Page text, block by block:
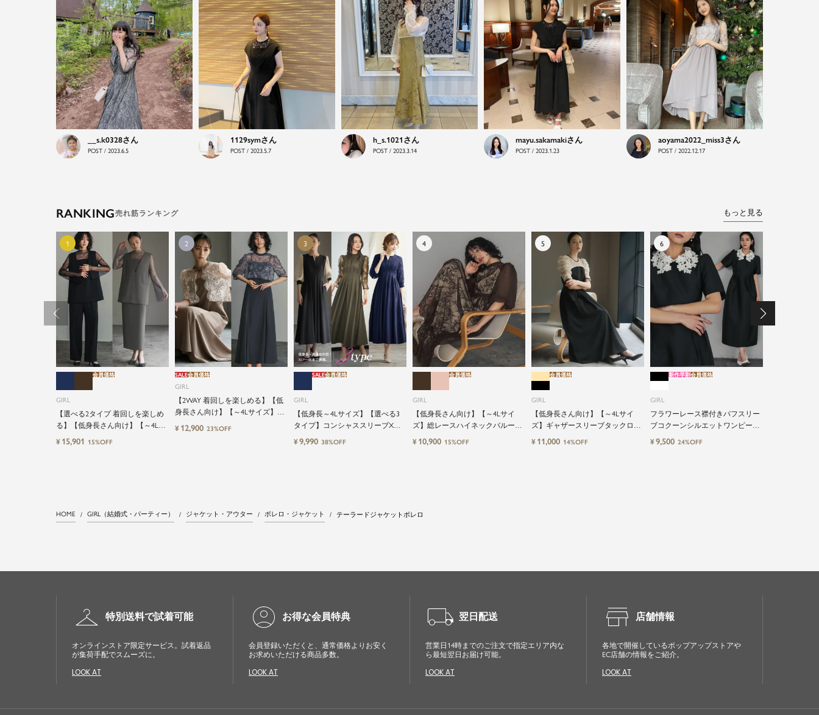
特別な日だけではもったいない...もっと気
軽に自由にドレスを楽しみたい
ドレスは女性にとって永遠のファッションアイテム。
クローゼットに一着は用意しておきたいものの一つ。
ールです。
close
__s.k0328
POST / 2023.6.5
1129sym
POST / 2023.5.7
h_s.1021
POST / 2023.3.14
mayu.sakamaki
POST / 2023.1.23
aoyama2022_miss3
POST / 2022.12.17
RANKING もっと見る
GIRL
【選べる2タイプ 着回しを楽しめ
る】【低身長さん向け】【～4Lサ
イズ】レイヤード風ドッキングト
会員価格
¥ 15,901 15%OFF
GIRL
【2WAY 着回しを楽しめる】【低
身長さん向け】【～4Lサイズ】レ
ースブラウス&マーメイドキャミ
SALE会員価格
¥ 12,900 23%OFF
GIRL
【低身長～4Lサイズ】【選べる3
タイプ】コンシャススリーブXラ
インキーネック結婚式ワンピース
SALE会員価格
¥9,990 38%OFF
GIRL
【低身長さん向け】【～4Lサイ
ズ】総レースハイネックバルーン
スリーブロング丈結婚式ワンピー
会員価格
¥ 10,900 15%OFF
GIRL
【低身長さん向け】【～4Lサイ
ズ】ギャザースリーブタックロン
グ丈結婚式ワンピースドレス
会員価格
¥ 11,000 14%OFF
GIRL
フラワーレース襟付きパフスリー
ブコクーンシルエットワンピース
ドレス
新作早割会員価格
¥9,500 24%OFF
HOME GIRL（結婚式・パーティー） ジャケット・アウター ボレロ・ジャケット テーラードジャケットボレロ
checkroom 特別送料で試着可能
オンラインストア限定サービス。試着返品
が集荷手配でスムーズに。
LOOK AT
account_circle お得な会員特典
会員登録いただくと、通常価格よりお安く
お求めいただける商品多数。
LOOK AT
local_shipping 翌日配送
営業日14時までのご注文で指定エリア内な
ら最短翌日お届け可能。
LOOK AT
store 店舗情報
各地で開催しているポップアップストアや
EC店舗の情報をご紹介。
LOOK AT